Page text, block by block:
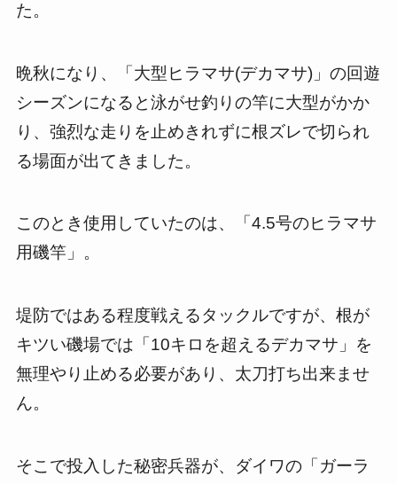
た。
晩秋になり、「大型ヒラマサ(デカマサ)」の回遊
シーズンになると泳がせ釣りの竿に大型がかか
り、強烈な走りを止めきれずに根ズレで切られ
る場面が出てきました。
このとき使用していたのは、「4.5号のヒラマサ
用磯竿」。
堤防ではある程度戦えるタックルですが、根が
キツい磯場では「10キロを超えるデカマサ」を
無理やり止める必要があり、太刀打ち出来ませ
ん。
そこで投入した秘密兵器が、ダイワの「ガーラ